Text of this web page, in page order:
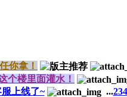
你拿！
个楼里面灌水！
上线了~ ...234